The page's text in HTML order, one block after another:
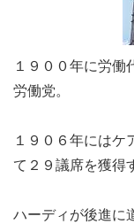
１９００年に労働
労働党。
１９０６年にはケ
て２９議席を獲得
ハーディが後進に